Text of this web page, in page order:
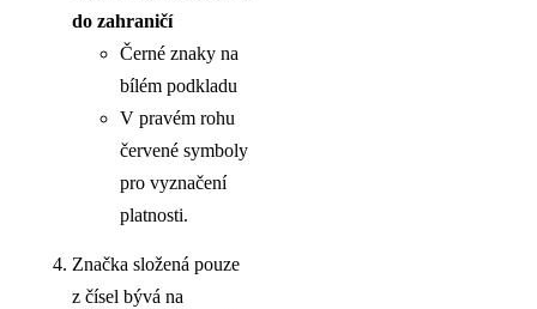
do zahraničí
Černé znaky na
bílém podkladu
V pravém rohu
červené symboly
pro vyznačení
platnosti.
Značka složená pouze
z čísel bývá na